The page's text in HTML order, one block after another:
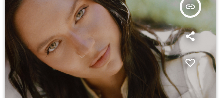
insert_link